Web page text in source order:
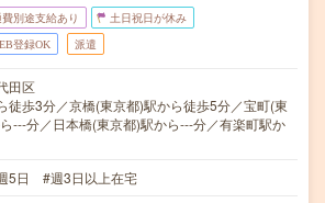
費別途支給あり 土日祝日が休み
登録OK 派遣
田区
徒歩3分／京橋(東京都)駅から徒歩5分／宝町(東
---分／日本橋(東京都)駅から---分／有楽町駅か
5日 #週3日以上在宅